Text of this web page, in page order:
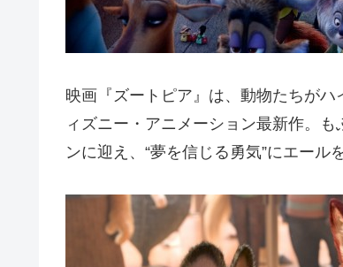
映画『ズートピア』は、動物たちが
ィズニー・アニメーション最新作。
ンに迎え、“夢を信じる勇気”にエール